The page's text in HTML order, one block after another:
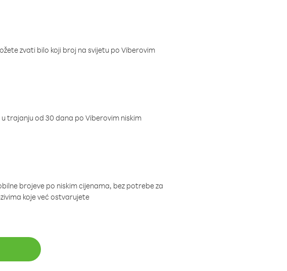
zvati bilo koji broj na svijetu po Viberovim
trajanju od 30 dana po Viberovim niskim
brojeve po niskim cijenama, bez potrebe za
koje već ostvarujete